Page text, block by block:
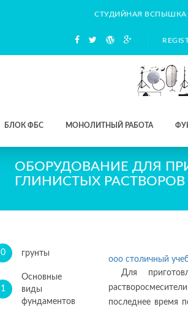
СТУДИЙНАЯ ВСПЫШКА
БЛОК ФБС МОНОЛИТНЫЙ РАБОТА
ОБОРУДОВАНИЕ ДЛЯ
ГЛИНИСТЫХ РАСТВОРОВ
0 грунты
1
Основные
виды
фундаментов
ооо столичный
Для
последнее время